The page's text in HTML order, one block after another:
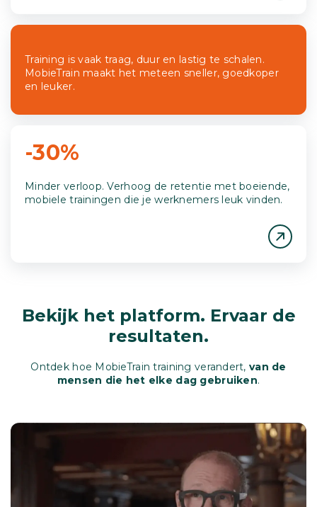
Training is vaak traag, duur en lastig te schalen.
MobieTrain maakt het meteen sneller, goedkoper
en leuker.
-30%
Minder verloop. Verhoog de retentie met boeiende,
mobiele trainingen die je werknemers leuk vinden.
Bekijk het platform. Ervaar de
resultaten.
Ontdek hoe MobieTrain training verandert,van de
mensen die het elke dag gebruiken.